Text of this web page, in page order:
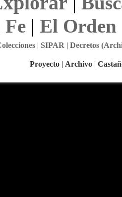
Fe| El Orden
| SIPAR | Decretos
Proyecto | Archivo |